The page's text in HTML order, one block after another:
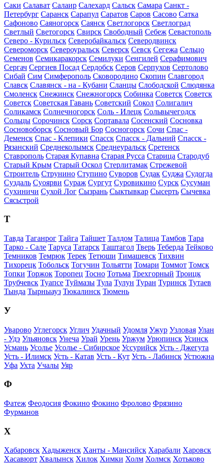
Саки Салават Салаир Салехард Сальск Самара Санкт -
Петербург Саранск Сарапул Саратов Саров Сасово Сатка
Сафоново Саяногорск Саянск Светлогорск Светлоград
Светлый Светогорск Свирск Свободный Себеж Севастополь
Северо - Курильск Северобайкальск Северодвинск
Североморск Североуральск Северск Севск Сегежа Сельцо
Семенов Семикаракорск Семилуки Сенгилей Серафимович
Сергач Сергиев Посад Сердобск Серов Серпухов Сертолово
Сибай Сим Симферополь Сковородино Скопин Славгород
Славск Славянск - на - Кубани Сланцы Слободской Слюдянка
Смоленск Снежинск Снежногорск Собинка Советск Советск
Советск Советская Гавань Советский Сокол Солигалич
Соликамск Солнечногорск Соль - Илецк Сольвычегодск
Сольцы Сорочинск Сорск Сортавала Сосенский Сосновка
Сосновоборск Сосновый Бор Сосногорск Сочи Спас -
Деменск Спас - Клепики Спасск Спасск - Дальний Спасск -
Рязанский Среднеколымск Среднеуральск Сретенск
Ставрополь Старая Купавна Старая Русса Старица Стародуб
Старый Крым Старый Оскол Стерлитамак Стрежевой
Строитель Струнино Ступино Суворов Судак Суджа Судогда
Суздаль Суоярви Сураж Сургут Суровикино Сурск Сусуман
Сухиничи Сухой Лог Сызрань Сыктывкар Сысерть Сычевка
Сясьстрой
Т
Тавда Таганрог Тайга Тайшет Талдом Талица Тамбов Тара
Тарко - Сале Таруса Татарск Таштагол Тверь Теберда Тейково
Темников Темрюк Терек Тетюши Тимашевск Тихвин
Тихорецк Тобольск Тогучин Тольятти Томари Томмот Томск
Топки Торжок Торопец Тосно Тотьма Трехгорный Троицк
Трубчевск Туапсе Туймазы Тула Тулун Туран Туринск Тутаев
Тында Тырныауз Тюкалинск Тюмень
У
Уварово Углегорск Углич Удачный Удомля Ужур Узловая Улан
- Удэ Ульяновск Унеча Урай Урень Уржум Урюпинск Усинск
Усмань Усолье Усолье - Сибирское Уссурийск Усть - Джегута
Усть - Илимск Усть - Катав Усть - Кут Усть - Лабинск Устюжна
Уфа Ухта Учалы Уяр
Ф
Фатеж Феодосия Фокино Фокино Фролово Фрязино
Фурманов
Х
Хабаровск Хадыженск Ханты - Мансийск Харабали Харовск
Хасавюрт Хвалынск Хилок Химки Холм Холмск Хотьково